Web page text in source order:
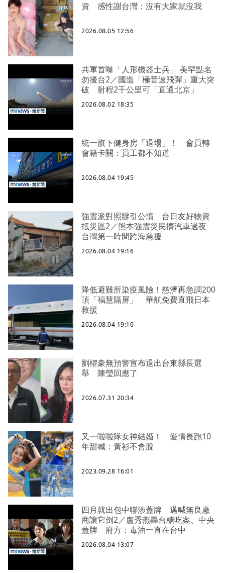
資 感性謝台灣：沒有大家就沒我
2026.08.05 12:56
共軍首曝「人形機器士兵」 美罕點名
勿擾台2／國造「極音速飛彈」重大突
破 射程2千公里可「直通北京」
2026.08.02 18:35
統一旗下健身房「退場」！ 會員轉
會籍卡關：員工都不知道
2026.08.04 19:45
強震派對照辦引公憤 台日友好物資
抵災區2／熊本強震災民擠汽車過夜
台灣第一時間跨海急援
2026.08.04 19:16
降低避難所染疫風險！慈濟再急調200
頂「福慧隔屏」 華航免費直飛日本
救援
2026.08.04 19:10
劉櫂豪無預警宣布退出台東縣長選
舉 陳瑩回應了
2026.07.31 20:34
又一啦啦隊女神結婚！ 愛情長跑10
年甜喊：黃衫不會脫
2023.09.28 16:01
四月就出包中聯涉蓋牌 邁喊無良廠
商讓它倒2／盧秀燕轟台糖吃案、中央
蓋牌 府方：毒油一直在台中
2026.08.04 13:07